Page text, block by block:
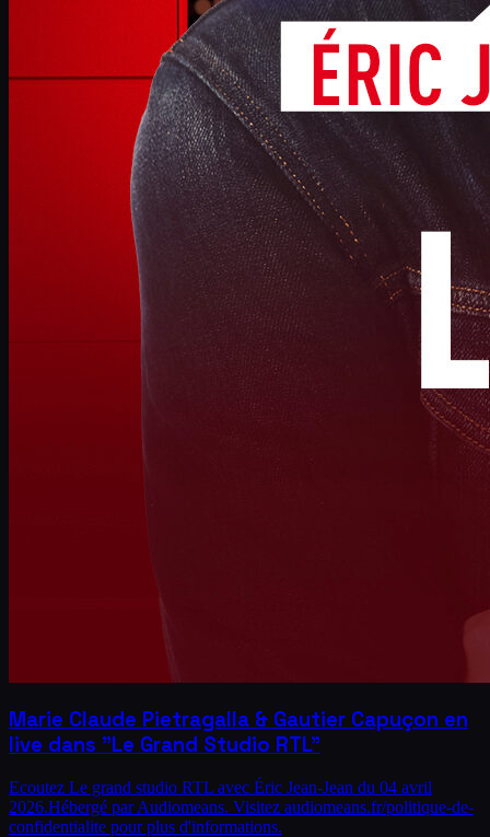
Marie Claude Pietragalla & Gautier Capuçon en
live dans "Le Grand Studio RTL"
Ecoutez Le grand studio RTL avec Éric Jean-Jean du 04 avril
2026.Hébergé par Audiomeans. Visitez audiomeans.fr/politique-de-
confidentialite pour plus d'informations.